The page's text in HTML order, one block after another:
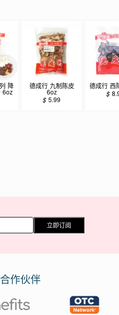
降
6oz
德成行 九制陈皮
6oz
$5.99
德成行 西
$
立即订阅
作伙伴